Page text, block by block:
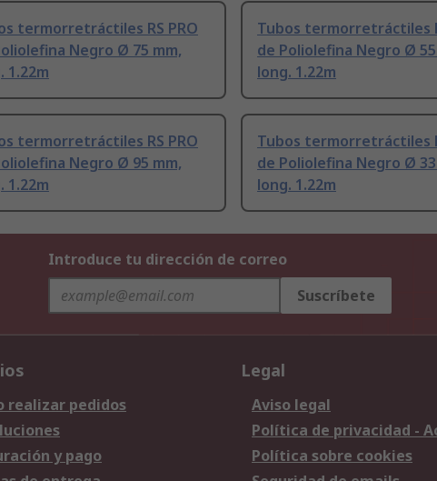
termorretráctiles RS PRO
Negro Ø 75 mm,
1.22m
Tubos termorretráctiles
de Poliolefina Negro Ø
long. 1.22m
termorretráctiles RS PRO
Negro Ø 95 mm,
1.22m
Tubos termorretráctiles
de Poliolefina Negro Ø
long. 1.22m
Introduce tu dirección de correo
Suscríbete
realizar pedidos
y pago
Legal
Aviso legal
Política de privacidad -
Política sobre cookies